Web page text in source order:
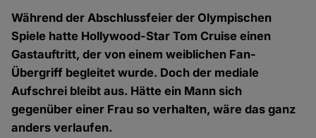
Während der Abschlussfeier der Olympischen
Spiele hatte Hollywood-Star Tom Cruise einen
Gastauftritt, der von einem weiblichen Fan-
Übergriff begleitet wurde. Doch der mediale
Aufschrei bleibt aus. Hätte ein Mann sich
gegenüber einer Frau so verhalten, wäre das ganz
anders verlaufen.